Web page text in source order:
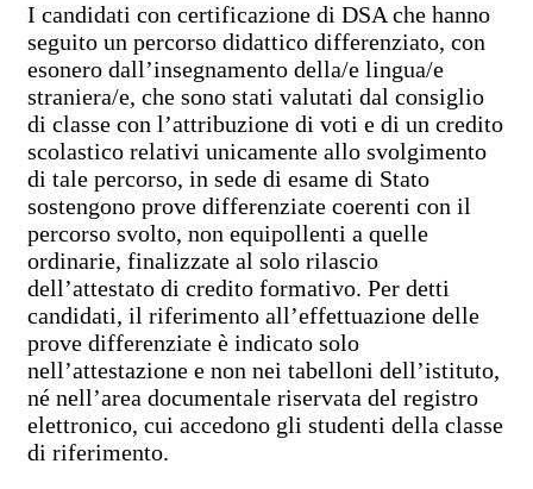
I candidati con certificazione di DSA che hanno
seguito un percorso didattico differenziato, con
esonero dall’insegnamento della/e lingua/e
straniera/e, che sono stati valutati dal consiglio
di classe con l’attribuzione di voti e di un credito
scolastico relativi unicamente allo svolgimento
di tale percorso, in sede di esame di Stato
sostengono prove differenziate coerenti con il
percorso svolto, non equipollenti a quelle
ordinarie, finalizzate al solo rilascio
dell’attestato di credito formativo. Per detti
candidati, il riferimento all’effettuazione delle
prove differenziate è indicato solo
nell’attestazione e non nei tabelloni dell’istituto,
né nell’area documentale riservata del registro
elettronico, cui accedono gli studenti della classe
di riferimento.